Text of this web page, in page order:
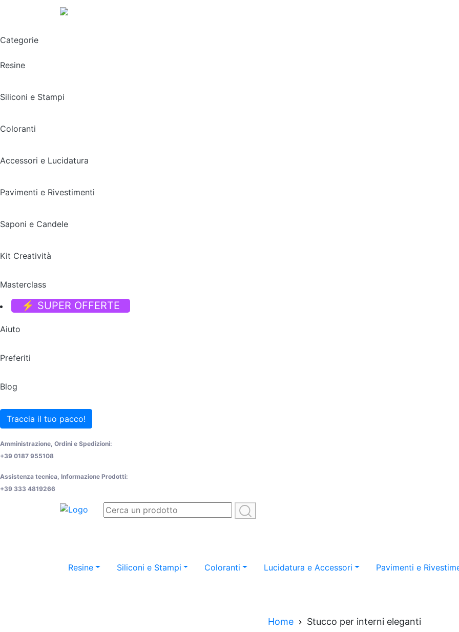
Categorie
Resine
Siliconi e Stampi
Coloranti
Accessori e Lucidatura
Pavimenti e Rivestimenti
Saponi e Candele
Kit Creatività
Masterclass
⚡ SUPER OFFERTE
Aiuto
Preferiti
Blog
Traccia il tuo pacco!
Amministrazione, Ordini e Spedizioni:
+39 0187 955108
Assistenza tecnica, Informazione Prodotti:
+39 333 4819266
Resine Siliconi e Stampi Coloranti Lucidatura e Accessori Pavimenti e
Home Stucco per interni eleganti